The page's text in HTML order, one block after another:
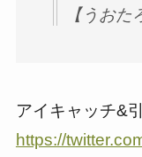
【うおた
アイキャッチ&
https://